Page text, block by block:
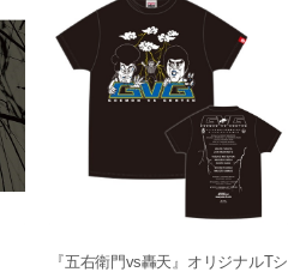
『五右衛門vs轟天』オリジナルTシ